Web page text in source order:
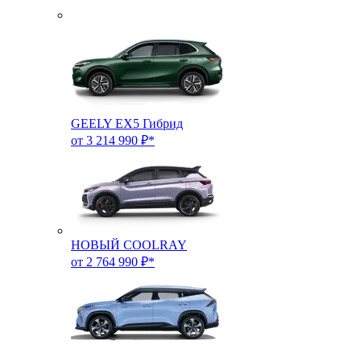
GEELY EX5 Гибрид
от 3 214 990 ₽*
НОВЫЙ COOLRAY
от 2 764 990 ₽*